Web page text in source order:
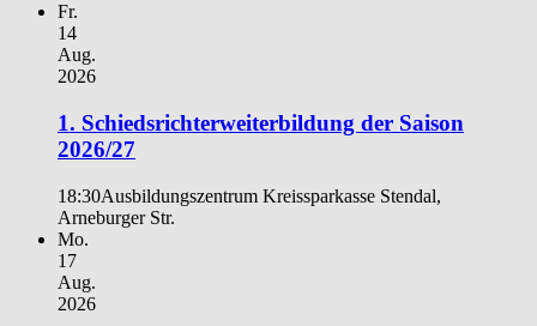
Fr.
14
Aug.
2026
1. Schiedsrichterweiterbildung der Saison
2026/27
18:30Ausbildungszentrum Kreissparkasse Stendal,
Arneburger Str.
Mo.
17
Aug.
2026